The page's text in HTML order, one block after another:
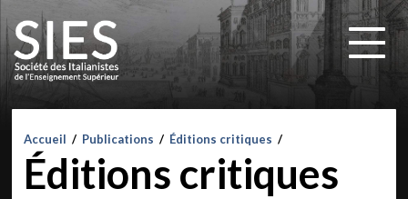
Accueil / Publications / Éditions critiques /
Éditions critiques